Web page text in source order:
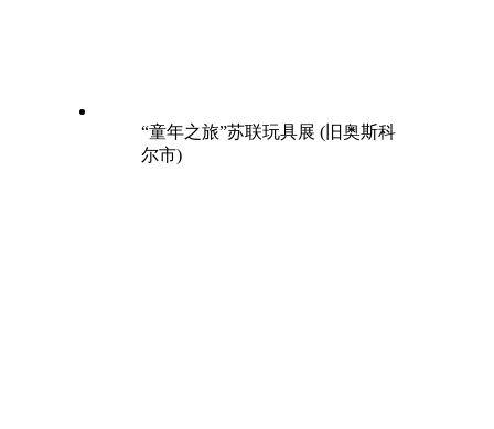
“童年之旅”苏联玩具展 (旧奥斯科
尔市)